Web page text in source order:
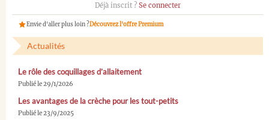
Déjà inscrit ? Se connecter
Envie d'aller plus loin ?Découvrez l'offre Premium
Actualités
Le rôle des coquillages d’allaitement
Publié le 29/1/2026
Les avantages de la crèche pour les tout-petits
Publié le 23/9/2025